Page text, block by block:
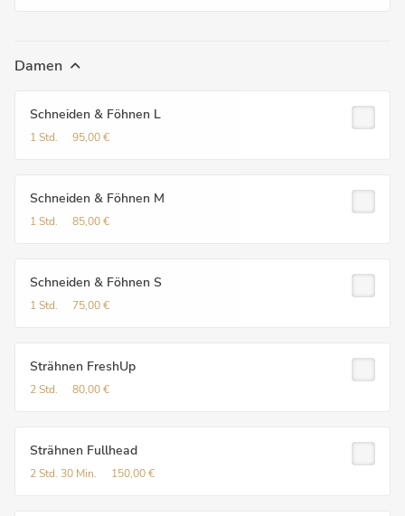
Damen
Schneiden & Föhnen L
1 Std. 95,00 €
Schneiden & Föhnen M
1 Std. 85,00 €
Schneiden & Föhnen S
1 Std. 75,00 €
Strähnen FreshUp
2 Std. 80,00 €
Strähnen Fullhead
2 Std. 30 Min. 150,00 €